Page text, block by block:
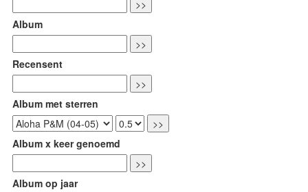
Album
Recensent
Album met sterren
Album x keer genoemd
Album op jaar